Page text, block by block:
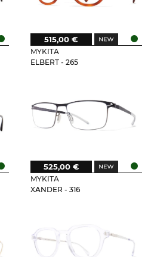
MYKITA
ELBERT - 265
515,00 €
MYKITA
XANDER - 316
525,00 €